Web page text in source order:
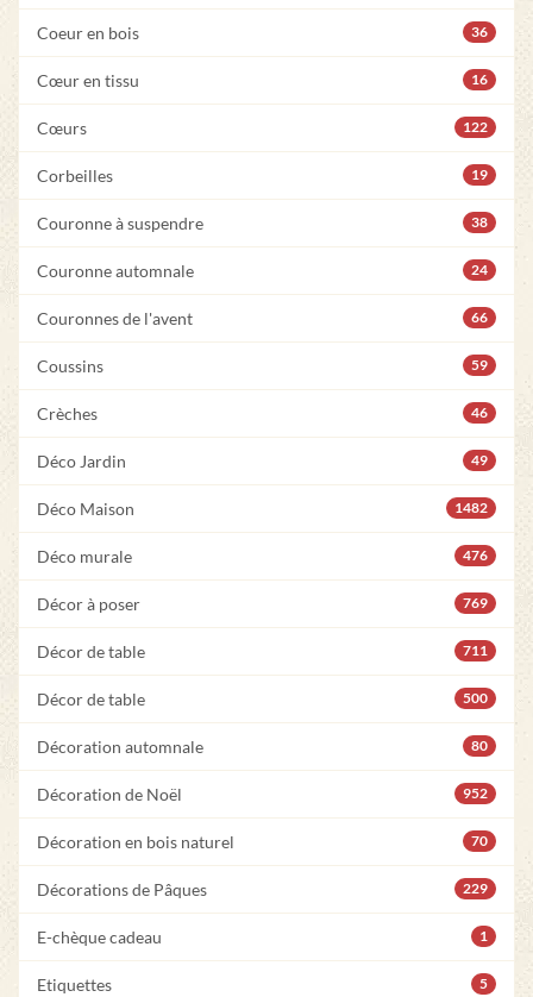
Coeur en bois 36
Cœur en tissu 16
Cœurs 122
Corbeilles 19
Couronne à suspendre 38
Couronne automnale 24
Couronnes de l'avent 66
Coussins 59
Crèches 46
Déco Jardin 49
Déco Maison 1482
Déco murale 476
Décor à poser 769
Décor de table 711
Décor de table 500
Décoration automnale 80
Décoration de Noël 952
Décoration en bois naturel 70
Décorations de Pâques 229
E-chèque cadeau 1
Etiquettes 5